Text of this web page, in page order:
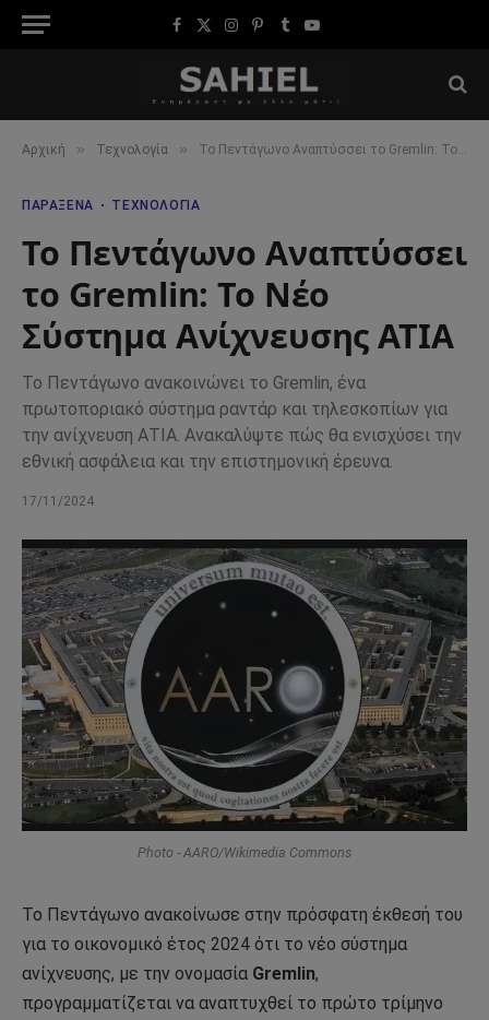
Facebook
X
Instagram
Pinterest
TumblrYouTube
Αρχική » Τεχνολογία » Το Πεντάγωνο Αναπτύσσει το Gremlin: Το Νέο Σύστημα Ανίχνευσης ΑΤΙΑ
ΠΑΡΆΞΕΝΑ ΤΕΧΝΟΛΟΓΊΑ
Το Πεντάγωνο Αναπτύσσει
το Gremlin: Το Νέο
Σύστημα Ανίχνευσης ΑΤΙΑ
Το Πεντάγωνο ανακοινώνει το Gremlin, ένα
πρωτοποριακό σύστημα ραντάρ και τηλεσκοπίων για
την ανίχνευση ΑΤΙΑ. Ανακαλύψτε πώς θα ενισχύσει την
εθνική ασφάλεια και την επιστημονική έρευνα.
17/11/2024
Photo - AARO/Wikimedia Commons
Το Πεντάγωνο ανακοίνωσε στην πρόσφατη έκθεσή του
για το οικονομικό έτος 2024 ότι το νέο σύστημα
ανίχνευσης, με την ονομασία Gremlin,
προγραμματίζεται να αναπτυχθεί το πρώτο τρίμηνο